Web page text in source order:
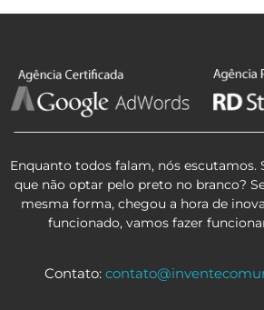
Enquanto todos falam, nós escutamos.
que não optar pelo preto no branco?
mesma forma, chegou a hora de
funcionado, vamos fazer
Contato: